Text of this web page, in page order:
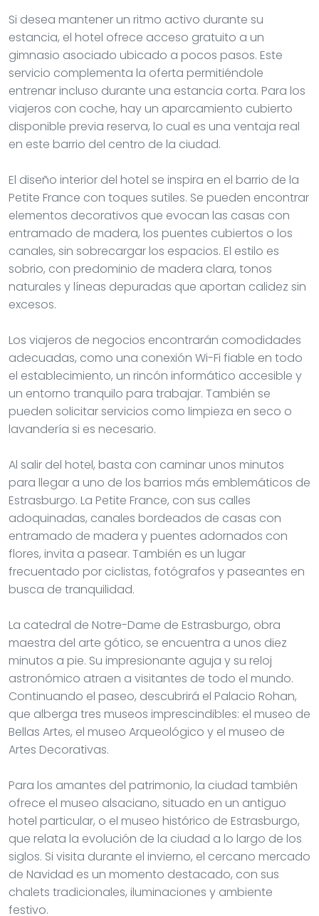
Si desea mantener un ritmo activo durante su
estancia, el hotel ofrece acceso gratuito a un
gimnasio asociado ubicado a pocos pasos. Este
servicio complementa la oferta permitiéndole
entrenar incluso durante una estancia corta. Para los
viajeros con coche, hay un aparcamiento cubierto
disponible previa reserva, lo cual es una ventaja real
en este barrio del centro de la ciudad.
El diseño interior del hotel se inspira en el barrio de la
Petite France con toques sutiles. Se pueden encontrar
elementos decorativos que evocan las casas con
entramado de madera, los puentes cubiertos o los
canales, sin sobrecargar los espacios. El estilo es
sobrio, con predominio de madera clara, tonos
naturales y líneas depuradas que aportan calidez sin
excesos.
Los viajeros de negocios encontrarán comodidades
adecuadas, como una conexión Wi-Fi fiable en todo
el establecimiento, un rincón informático accesible y
un entorno tranquilo para trabajar. También se
pueden solicitar servicios como limpieza en seco o
lavandería si es necesario.
Al salir del hotel, basta con caminar unos minutos
para llegar a uno de los barrios más emblemáticos de
Estrasburgo. La Petite France, con sus calles
adoquinadas, canales bordeados de casas con
entramado de madera y puentes adornados con
flores, invita a pasear. También es un lugar
frecuentado por ciclistas, fotógrafos y paseantes en
busca de tranquilidad.
La catedral de Notre-Dame de Estrasburgo, obra
maestra del arte gótico, se encuentra a unos diez
minutos a pie. Su impresionante aguja y su reloj
astronómico atraen a visitantes de todo el mundo.
Continuando el paseo, descubrirá el Palacio Rohan,
que alberga tres museos imprescindibles: el museo de
Bellas Artes, el museo Arqueológico y el museo de
Artes Decorativas.
Para los amantes del patrimonio, la ciudad también
ofrece el museo alsaciano, situado en un antiguo
hotel particular, o el museo histórico de Estrasburgo,
que relata la evolución de la ciudad a lo largo de los
siglos. Si visita durante el invierno, el cercano mercado
de Navidad es un momento destacado, con sus
chalets tradicionales, iluminaciones y ambiente
festivo.